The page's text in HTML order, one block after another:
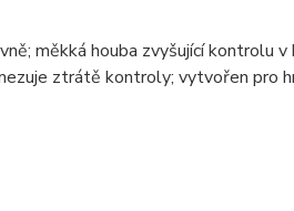
měkká houba zvyšující kontrolu v
ztrátě kontroly; vytvořen pro